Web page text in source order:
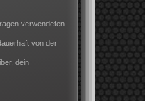
verwendeten
von der
dein